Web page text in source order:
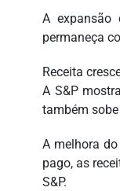
A expansão
permaneça
Receita
A S&P
também
A melhora
pago, as
S&P.